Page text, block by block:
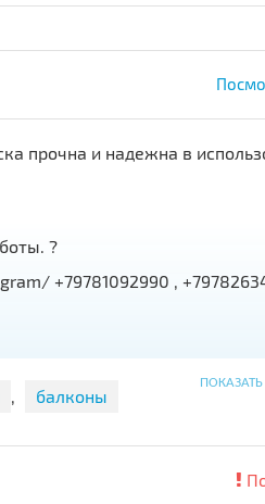
прочна и надежна в
?
+79781092990 ,
, балконы